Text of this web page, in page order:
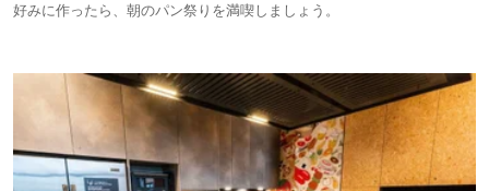
好みに作ったら、朝のパン祭りを満喫しましょう。